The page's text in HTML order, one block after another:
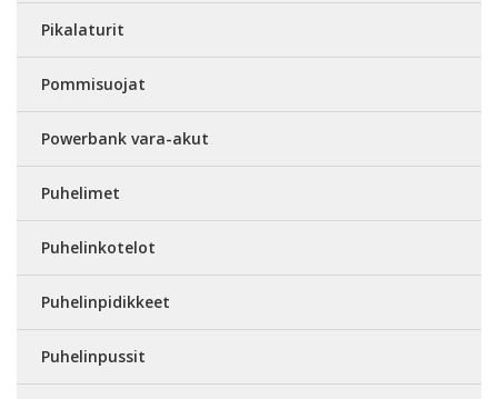
Pikalaturit
Pommisuojat
Powerbank vara-akut
Puhelimet
Puhelinkotelot
Puhelinpidikkeet
Puhelinpussit